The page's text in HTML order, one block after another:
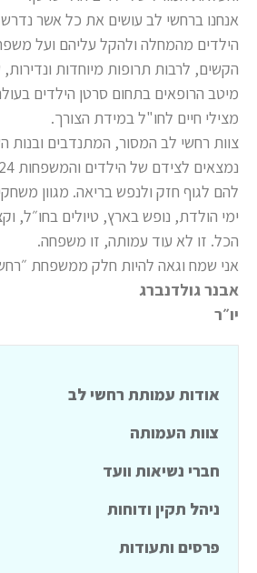
אודות עמותת רחשי לב
צוות העמותה
חברי נשיאות וועד
ניהל תקין ודוחות
פרסים ותעודות
אנחנו ברחשי לב עושים את כל אשר
הילדים מהמחלה ולהקל עליהם ועל
הקשים, לרבות תרופות מיוחדות
מיטב הרופאים בתחום סרטן הילדים
מצילי חיים לחו"ל במידת הצורך.
צוות רחשי לב המסור, המתנדבים ובנות
להם לגוף חזק ולנפש בריאה. מגוון
ימי הולדת, נופש בארץ, טיולים בחו״ל,
הכל. זו לא עוד עמותה, זו משפחה.
אני שמח וגאה להיות חלק ממשפחת
אבנר גולדנברג
יו״ר